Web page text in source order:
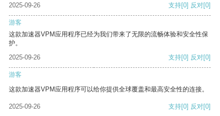
2025-09-26
支持[0] 反对[0]
游客
这款加速器VPM应用程序已经为我们带来了无限的流畅体验和安全性保
护。
2025-09-26
支持[0] 反对[0]
游客
这款加速器VPM应用程序可以给你提供全球覆盖和最高安全性的连接。
2025-09-26 支持[0] 反对[0]